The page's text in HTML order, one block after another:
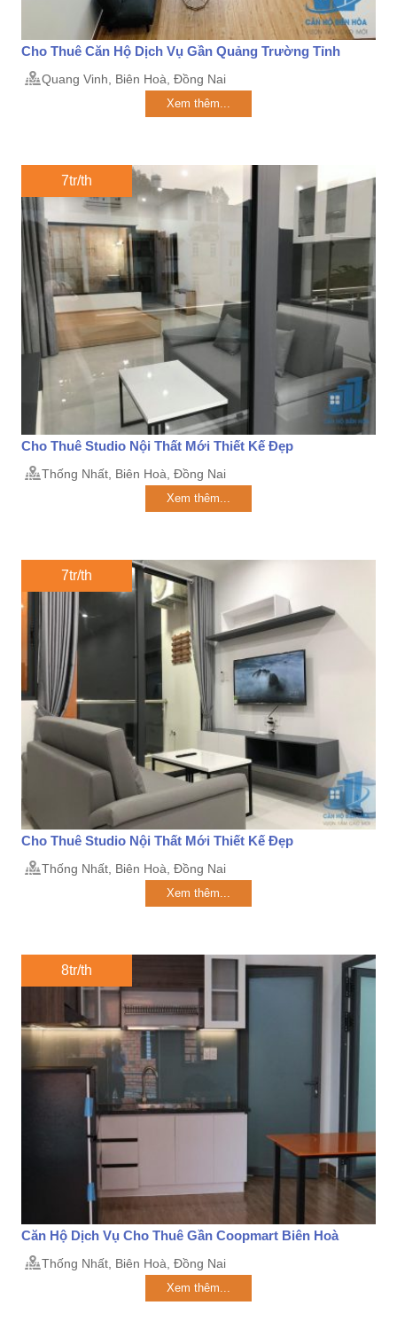
Cho Thuê Căn Hộ Dịch Vụ Gần Quảng Trường Tỉnh
Quang Vinh, Biên Hoà, Đồng Nai
Xem thêm...
7tr/th
Cho Thuê Studio Nội Thất Mới Thiết Kế Đẹp
Thống Nhất, Biên Hoà, Đồng Nai
Xem thêm...
7tr/th
Cho Thuê Studio Nội Thất Mới Thiết Kế Đẹp
Thống Nhất, Biên Hoà, Đồng Nai
Xem thêm...
8tr/th
Căn Hộ Dịch Vụ Cho Thuê Gần Coopmart Biên Hoà
Thống Nhất, Biên Hoà, Đồng Nai
Xem thêm...